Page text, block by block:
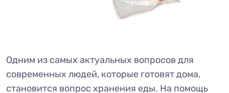
Одним из самых актуальных вопросов для
современных людей, которые готовят дома,
становится вопрос хранения еды. На помощь